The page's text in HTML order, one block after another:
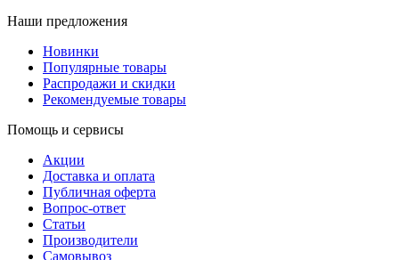
Наши предложения
Новинки
Популярные товары
Распродажи и скидки
Рекомендуемые товары
Помощь и сервисы
Акции
Доставка и оплата
Публичная оферта
Вопрос-ответ
Статьи
Производители
Самовывоз